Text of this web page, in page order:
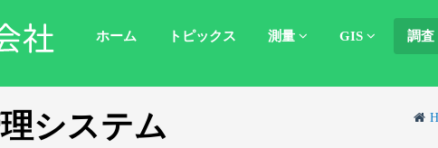
ホーム トピックス 測量 GIS 調査
システム